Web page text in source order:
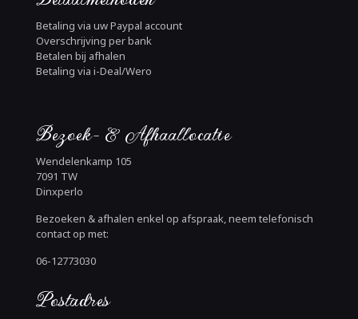
Betaling via uw Paypal account
Overschrijving per bank
Betalen bij afhalen
Betaling via i-Deal/Wero
Bezoek- & Afhaallocatie
Wendelenkamp 105
7091 TW
Dinxperlo
Bezoeken & afhalen enkel op afspraak, neem telefonisch
contact op met:
06-12773030
Postadres